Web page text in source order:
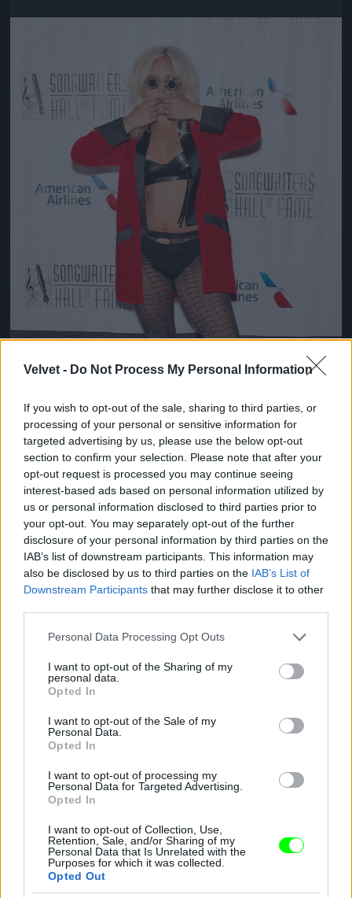
Velvet - Do Not Process My Personal Information
If you wish to opt-out of the sale, sharing to third parties, or
processing of your personal or sensitive information for
targeted advertising by us, please use the below opt-out
section to confirm your selection. Please note that after your
opt-out request is processed you may continue seeing
interest-based ads based on personal information utilized by
us or personal information disclosed to third parties prior to
your opt-out. You may separately opt-out of the further
disclosure of your personal information by third parties on the
IAB’s list of downstream participants. This information may
also be disclosed by us to third parties on the IAB’s List of
Downstream Participants that may further disclose it to other
Please note that this website/app uses one or more Google
not limited to your visit or usage behaviour. You may click to
grant or deny consent to Google and its third-party tags to
use your data for below specified purposes in below Google
consent section.
Personal Data Processing Opt Outs
I want to opt-out of the Sharing of my
personal data.
Opted In
I want to opt-out of the Sale of my
Personal Data.
Opted In
I want to opt-out of processing my
Personal Data for Targeted Advertising.
Opted In
I want to opt-out of Collection, Use,
Retention, Sale, and/or Sharing of my
Personal Data that Is Unrelated with the
Purposes for which it was collected.
Opted Out
Csütörtök este: Lady Gaga a dalszerzők gáláján New
Yorkban
Fotó: D Dipasupil / Europress / Getty #10